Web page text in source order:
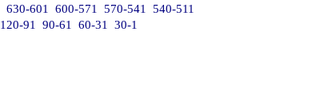
630-601 600-571 570-541
540-511
120-91 90-61 60-31 30-1